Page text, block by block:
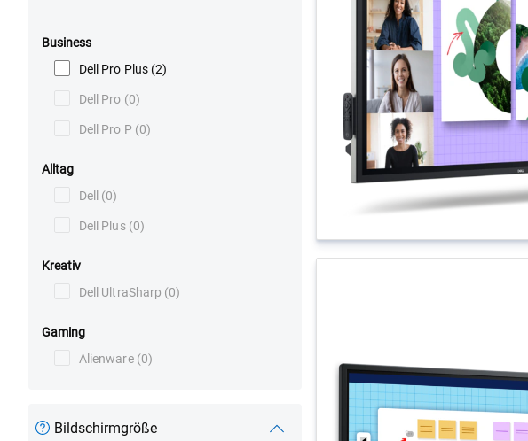
Business
Dell Pro Plus (2)
Dell Pro (0)
Dell Pro P (0)
Alltag
Dell (0)
Dell Plus (0)
Kreativ
Dell UltraSharp (0)
Gaming
Alienware (0)
Bildschirmgröße